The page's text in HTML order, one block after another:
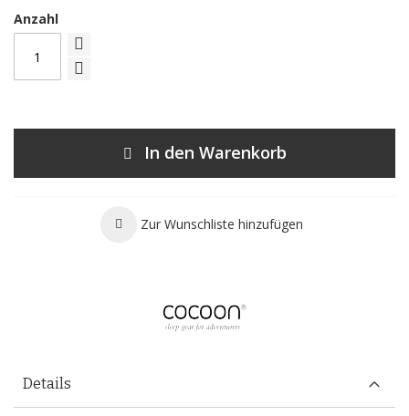
Anzahl
In den Warenkorb
Zur Wunschliste hinzufügen
Details